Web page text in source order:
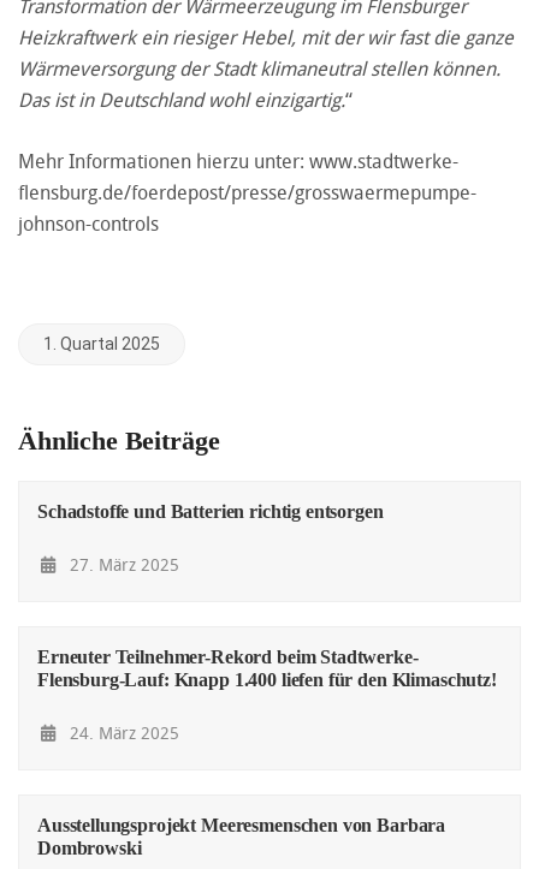
Transformation der Wärmeerzeugung im Flensburger
Heizkraftwerk ein riesiger Hebel, mit der wir fast die ganze
Wärmeversorgung der Stadt klimaneutral stellen können.
Das ist in Deutschland wohl einzigartig.“
Mehr Informationen hierzu unter: www.stadtwerke-
flensburg.de/foerdepost/presse/grosswaermepumpe-
johnson-controls
1. Quartal 2025
Ähnliche Beiträge
Schadstoffe und Batterien richtig entsorgen
27. März 2025
Erneuter Teilnehmer-Rekord beim Stadtwerke-
Flensburg-Lauf: Knapp 1.400 liefen für den Klimaschutz!
24. März 2025
Ausstellungsprojekt Meeresmenschen von Barbara
Dombrowski